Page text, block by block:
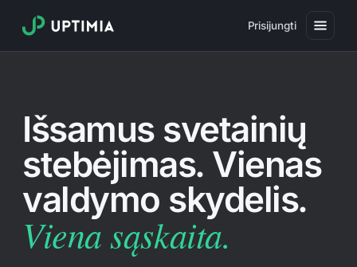
Prisijungti
Svetainių veikimo stebėjimas
Svetainių greičio stebėjimas
Real User Monitoring
Svetainių operacijų stebėjimas
SSL sertifikato stebėjimas
Išsamus svetainių
stebėjimas. Vienas
valdymo skydelis.
Viena sąskaita.